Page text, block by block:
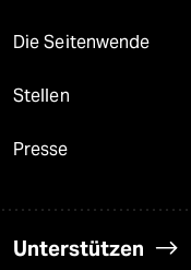
Die Seitenwende
Stellen
Presse
Unterstützen